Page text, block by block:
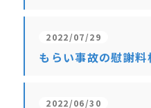
2022/07/29
もらい事故の慰謝料
2022/06/30